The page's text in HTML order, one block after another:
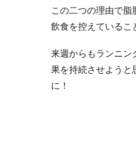
この二つの理由で
飲食を控えているこ
来週からもランニン
果を持続させようと
に！